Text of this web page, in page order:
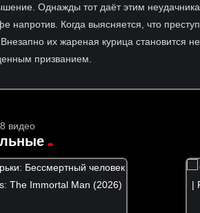
Однажды тот даёт этим
напротив. Когда выясняется, что
их жареная курица становится
призванием.
видео